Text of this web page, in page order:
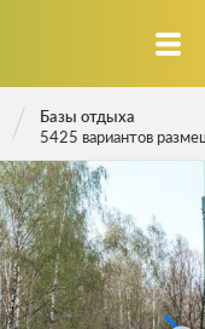
Базы отдыха
5425 вариантов